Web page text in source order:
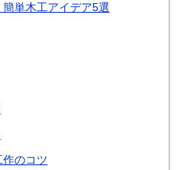
単木工アイデア5選
のコツ